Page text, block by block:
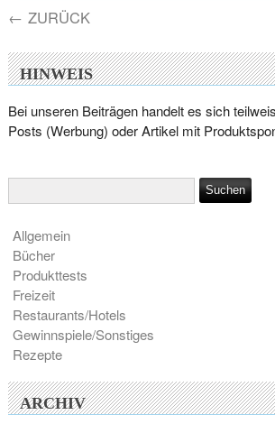
← ZURÜCK
HINWEIS
Bei unseren Beiträgen handelt es sich
Posts (Werbung) oder Artikel mit
Allgemein
Bücher
Produkttests
Freizeit
Restaurants/Hotels
Gewinnspiele/Sonstiges
Rezepte
ARCHIV